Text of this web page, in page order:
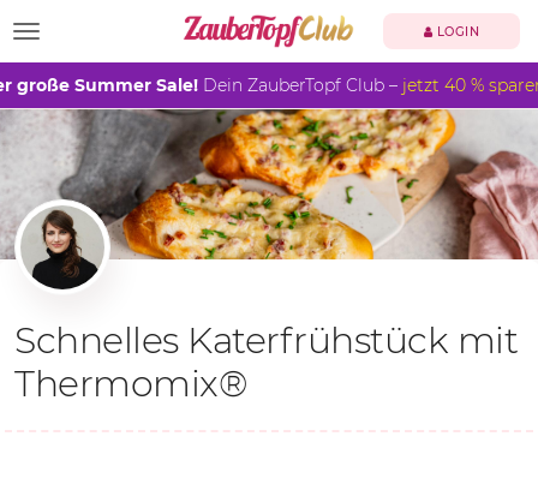
TOGGLE NAVIGATION LOGIN
große Summer Sale! Dein ZauberTopf Club – jetzt 40 %
Schnelles Katerfrühstück mit
Thermomix®